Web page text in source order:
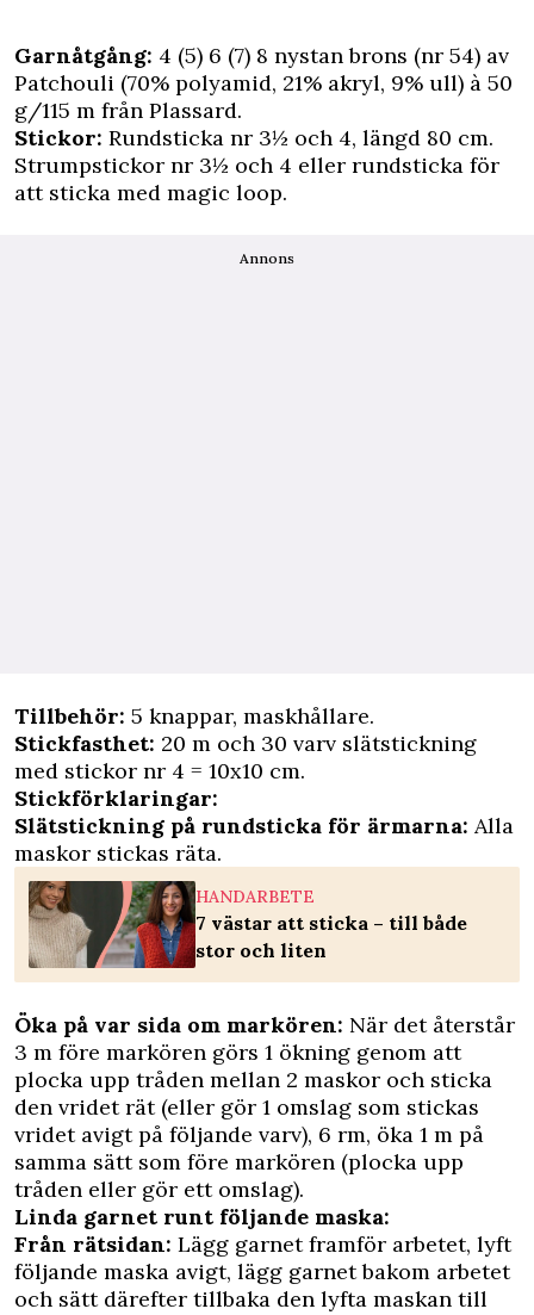
Garnåtgång: 4 (5) 6 (7) 8 nystan brons (nr 54) av
Patchouli (70% polyamid, 21% akryl, 9% ull) à 50
g/115 m från Plassard.
Stickor: Rundsticka nr 3½ och 4, längd 80 cm.
Strumpstickor nr 3½ och 4 eller rundsticka för
att sticka med magic loop.
Annons
Tillbehör: 5 knappar, maskhållare.
Stickfasthet: 20 m och 30 varv slätstickning
med stickor nr 4 = 10x10 cm.
Stickförklaringar:
Slätstickning på rundsticka för ärmarna: Alla
maskor stickas räta.
HANDARBETE
7 västar att sticka – till både
stor och liten
Öka på var sida om markören: När det återstår
3 m före markören görs 1 ökning genom att
plocka upp tråden mellan 2 maskor och sticka
den vridet rät (eller gör 1 omslag som stickas
vridet avigt på följande varv), 6 rm, öka 1 m på
samma sätt som före markören (plocka upp
tråden eller gör ett omslag).
Linda garnet runt följande ­maska:
Från rätsidan: Lägg garnet framför arbetet, lyft
följande maska avigt, lägg garnet bakom arbetet
och sätt därefter tillbaka den lyfta maskan till